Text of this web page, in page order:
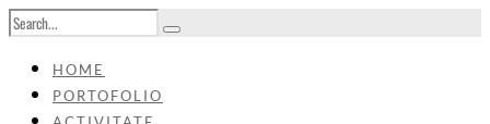
HOME
PORTOFOLIO